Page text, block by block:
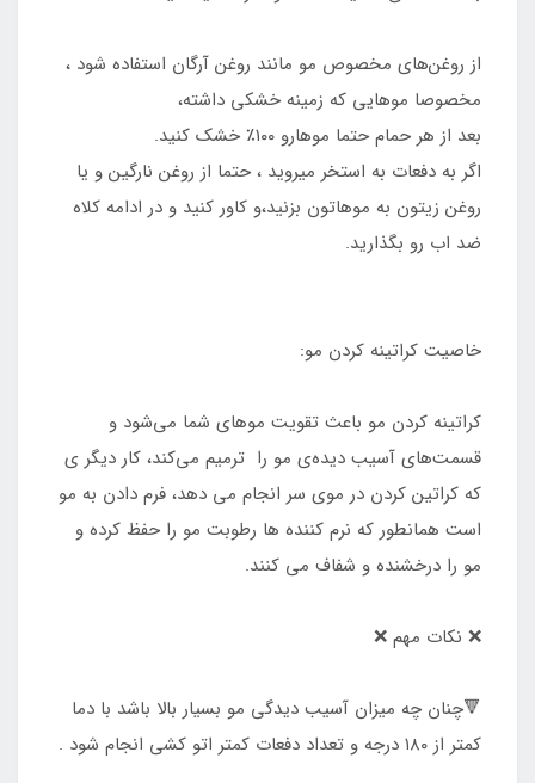
از روغن‌های مخصوص مو مانند روغن آرگان استفاده شود ،
مخصوصا موهایی که زمینه خشکی داشته،
بعد از هر حمام حتما موهارو ۱۰۰٪ خشک کنید.
اگر به دفعات به استخر میروید ، حتما از روغن نارگین و یا
روغن زیتون به موهاتون بزنید،و کاور کنید و در ادامه کلاه
ضد اب رو بگذارید.
خاصیت کراتینه کردن مو:
کراتینه کردن مو باعث تقویت موهای شما می‌شود و
قسمت‌های آسیب دیده‌ی مو را ترمیم می‌کند، کار دیگر ی
که کراتین کردن در موی سر انجام می دهد، فرم دادن به مو
است همانطور که نرم کننده ها رطوبت مو را حفظ کرده و
مو را درخشنده و شفاف می کنند.
❌ نکات مهم ❌
🔻چنان چه میزان آسیب دیدگی مو بسیار بالا باشد با دما
کمتر از ۱۸۰ درجه و تعداد دفعات کمتر اتو کشی انجام شود .